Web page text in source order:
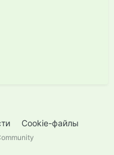
Cookie-файлы